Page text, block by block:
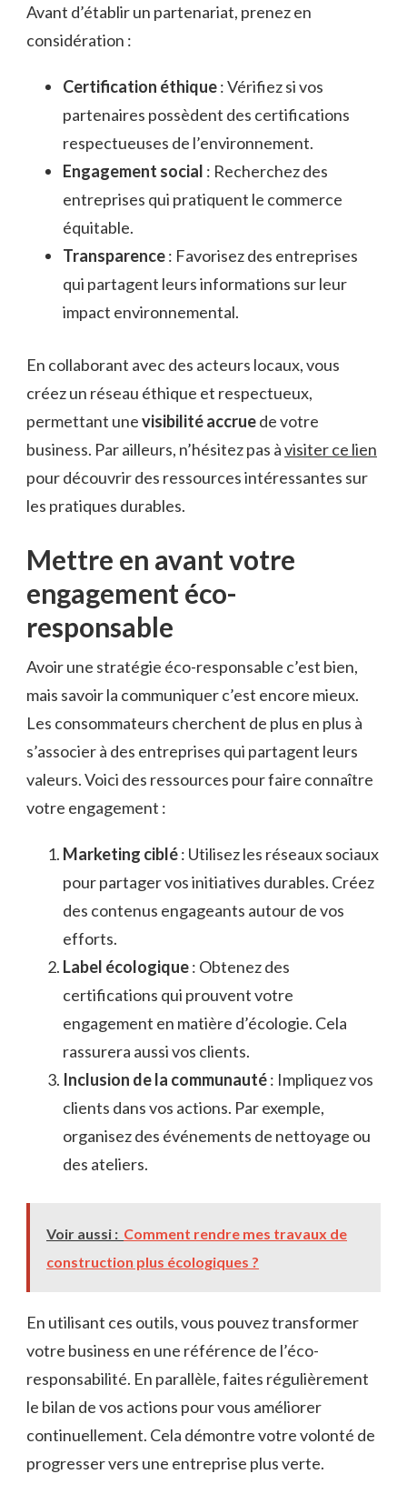
Avant d’établir un partenariat, prenez en
considération :
Certification éthique: Vérifiez si vos
partenaires possèdent des certifications
respectueuses de l’environnement.
Engagement social : Recherchez des
entreprises qui pratiquent le commerce
équitable.
Transparence: Favorisez des entreprises
qui partagent leurs informations sur leur
impact environnemental.
En collaborant avec des acteurs locaux, vous
créez un réseau éthique et respectueux,
permettant unevisibilité accruede votre
business. Par ailleurs, n’hésitez pas àvisiter ce lien
pour découvrir des ressources intéressantes sur
les pratiques durables.
Mettre en avant votre
engagement éco-
responsable
Avoir une stratégie éco-responsable c’est bien,
mais savoir la communiquer c’est encore mieux.
Les consommateurs cherchent de plus en plus à
s’associer à des entreprises qui partagent leurs
valeurs. Voici des ressources pour faire connaître
votre engagement :
Marketing ciblé: Utilisez les réseaux sociaux
pour partager vos initiatives durables. Créez
des contenus engageants autour de vos
efforts.
Label écologique: Obtenez des
certifications qui prouvent votre
engagement en matière d’écologie. Cela
rassurera aussi vos clients.
Inclusion de la communauté: Impliquez vos
clients dans vos actions. Par exemple,
organisez des événements de nettoyage ou
des ateliers.
Voir aussi : Comment rendre mes travaux de
construction plus écologiques ?
En utilisant ces outils, vous pouvez transformer
votre business en une référence de l’éco-
responsabilité. En parallèle, faites régulièrement
le bilan de vos actions pour vous améliorer
continuellement. Cela démontre votre volonté de
progresser vers une entreprise plus verte.